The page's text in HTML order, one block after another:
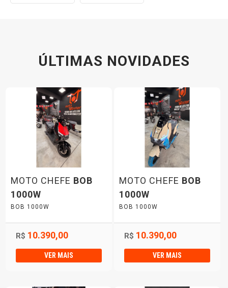
ÚLTIMAS NOVIDADES
MOTO CHEFE BOB
1000W
BOB 1000W
R$ 10.390,00
VER MAIS
MOTO CHEFE BOB
1000W
BOB 1000W
R$ 10.390,00
VER MAIS